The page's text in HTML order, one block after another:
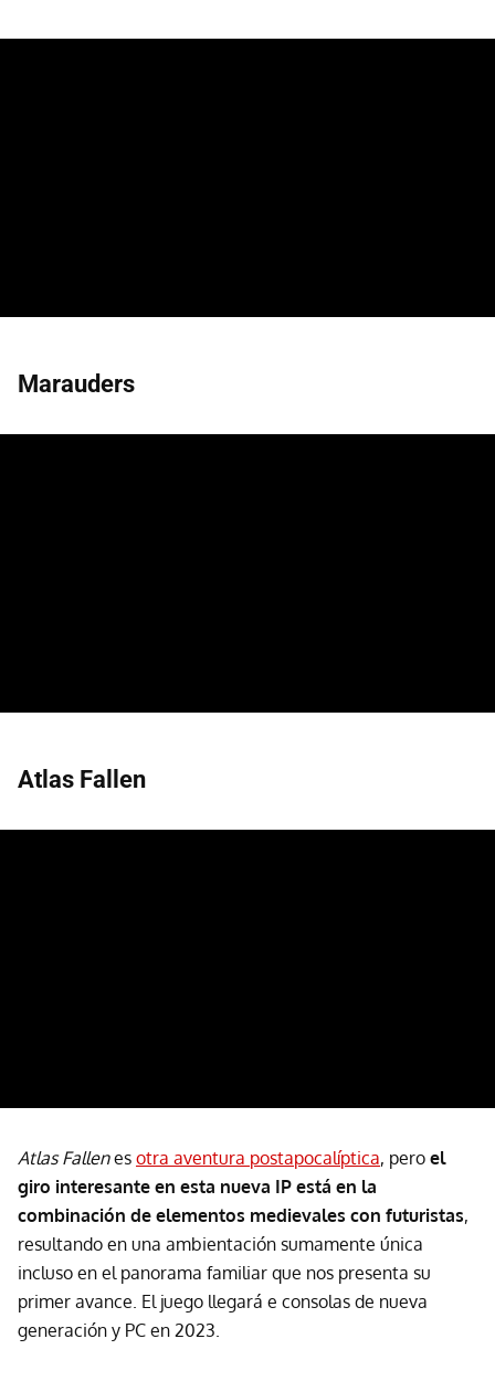
Marauders
Atlas Fallen
Atlas Fallenes otra aventura postapocalíptica, pero el
giro interesante en esta nueva IP está en la
combinación de elementos medievales con futuristas,
resultando en una ambientación sumamente única
incluso en el panorama familiar que nos presenta su
primer avance. El juego llegará e consolas de nueva
generación y PC en 2023.